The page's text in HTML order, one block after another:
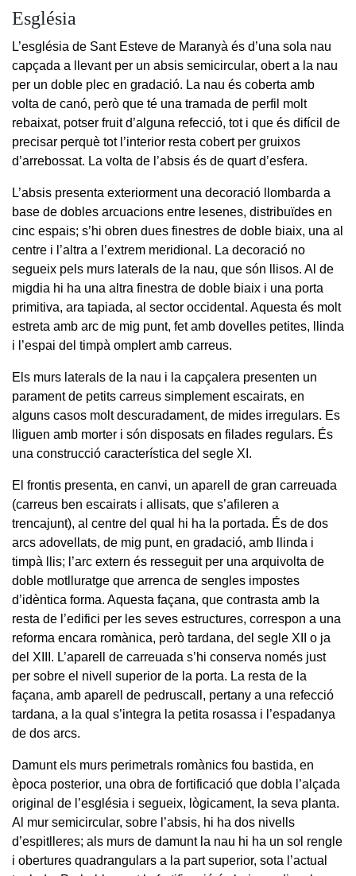
Església
L’església de Sant Esteve de Maranyà és d’una sola nau
capçada a llevant per un absis semicircular, obert a la nau
per un doble plec en gradació. La nau és coberta amb
volta de canó, però que té una tramada de perfil molt
rebaixat, potser fruit d’alguna refecció, tot i que és difícil de
precisar perquè tot l’interior resta cobert per gruixos
d’arrebossat. La volta de l’absis és de quart d’esfera.
L’absis presenta exteriorment una decoració llombarda a
base de dobles arcuacions entre lesenes, distribuïdes en
cinc espais; s’hi obren dues finestres de doble biaix, una al
centre i l’altra a l’extrem meridional. La decoració no
segueix pels murs laterals de la nau, que són llisos. Al de
migdia hi ha una altra finestra de doble biaix i una porta
primitiva, ara tapiada, al sector occidental. Aquesta és molt
estreta amb arc de mig punt, fet amb dovelles petites, llinda
i l’espai del timpà omplert amb carreus.
Els murs laterals de la nau i la capçalera presenten un
parament de petits carreus simplement escairats, en
alguns casos molt descuradament, de mides irregulars. Es
lliguen amb morter i són disposats en filades regulars. És
una construcció característica del segle XI.
El frontis presenta, en canvi, un aparell de gran carreuada
(carreus ben escairats i allisats, que s’afileren a
trencajunt), al centre del qual hi ha la portada. És de dos
arcs adovellats, de mig punt, en gradació, amb llinda i
timpà llis; l’arc extern és resseguit per una arquivolta de
doble motlluratge que arrenca de sengles impostes
d’idèntica forma. Aquesta façana, que contrasta amb la
resta de l’edifici per les seves estructures, correspon a una
reforma encara romànica, però tardana, del segle XII o ja
del XIII. L’aparell de carreuada s’hi conserva només just
per sobre el nivell superior de la porta. La resta de la
façana, amb aparell de pedruscall, pertany a una refecció
tardana, a la qual s’integra la petita rosassa i l’espadanya
de dos arcs.
Damunt els murs perimetrals romànics fou bastida, en
època posterior, una obra de fortificació que dobla l’alçada
original de l’església i segueix, lògicament, la seva planta.
Al mur semicircular, sobre l’absis, hi ha dos nivells
d’espitlleres; als murs de damunt la nau hi ha un sol rengle
i obertures quadrangulars a la part superior, sota l’actual